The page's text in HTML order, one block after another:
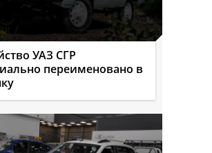
УАЗ СГР
переименовано в